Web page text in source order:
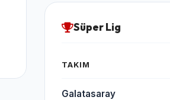
Süper Lig
TAKIM
Galatasaray